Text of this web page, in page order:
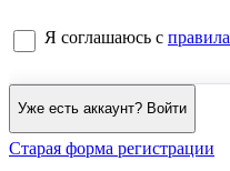
Я соглашаюсь с
Уже есть аккаунт? Войти
Старая форма регистрации